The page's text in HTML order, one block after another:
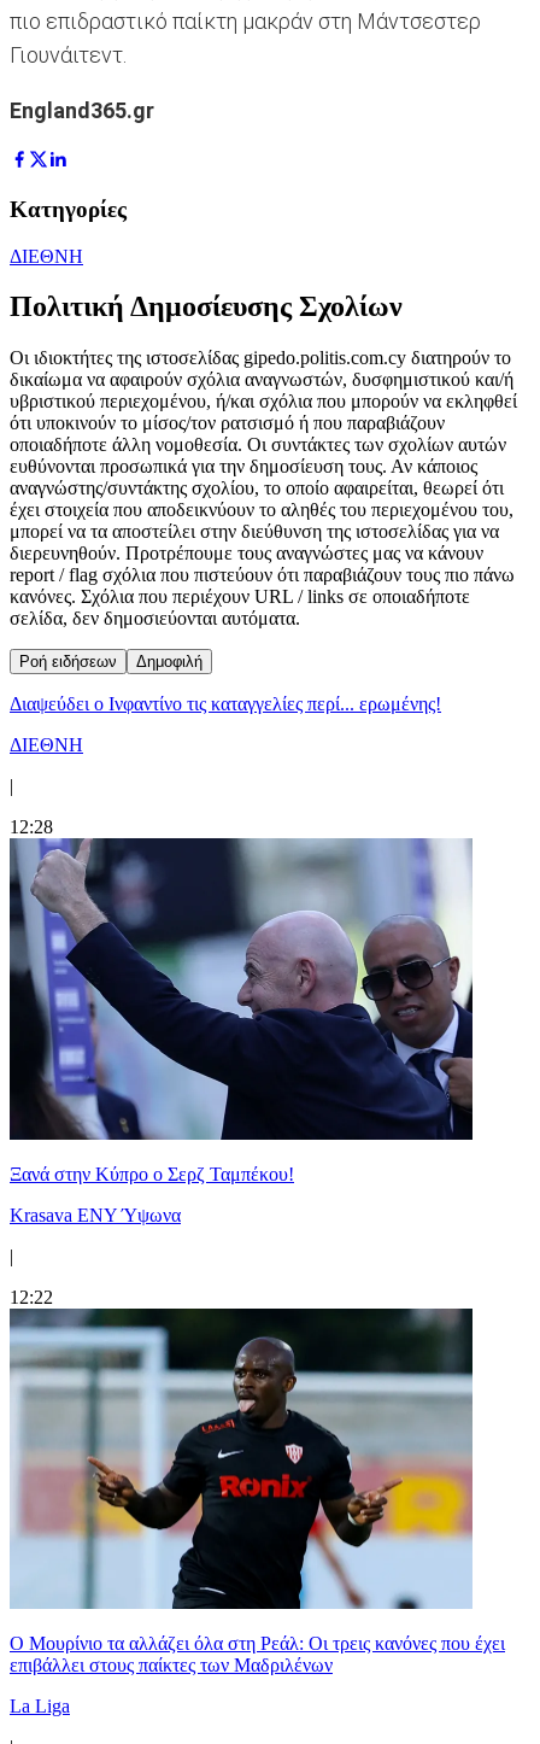
πιο επιδραστικό παίκτη μακράν στη Μάντσεστερ
Γιουνάιτεντ.
England365.gr
Κατηγορίες
ΔΙΕΘΝΗ
Πολιτική Δημοσίευσης Σχολίων
Οι ιδιοκτήτες της ιστοσελίδας gipedo.politis.com.cy διατηρούν το
δικαίωμα να αφαιρούν σχόλια αναγνωστών, δυσφημιστικού και/ή
υβριστικού περιεχομένου, ή/και σχόλια που μπορούν να εκληφθεί
ότι υποκινούν το μίσος/τον ρατσισμό ή που παραβιάζουν
οποιαδήποτε άλλη νομοθεσία. Οι συντάκτες των σχολίων αυτών
ευθύνονται προσωπικά για την δημοσίευση τους. Αν κάποιος
αναγνώστης/συντάκτης σχολίου, το οποίο αφαιρείται, θεωρεί ότι
έχει στοιχεία που αποδεικνύουν το αληθές του περιεχομένου του,
μπορεί να τα αποστείλει στην διεύθυνση της ιστοσελίδας για να
διερευνηθούν. Προτρέπουμε τους αναγνώστες μας να κάνουν
report / flag σχόλια που πιστεύουν ότι παραβιάζουν τους πιο πάνω
κανόνες. Σχόλια που περιέχουν URL / links σε οποιαδήποτε
σελίδα, δεν δημοσιεύονται αυτόματα.
Ροή ειδήσεων Δημοφιλή
Διαψεύδει ο Ινφαντίνο τις καταγγελίες περί... ερωμένης!
ΔΙΕΘΝΗ
|
12:28
Ξανά στην Κύπρο ο Σερζ Ταμπέκου!
Krasava ENY Ύψωνα
|
12:22
Ο Μουρίνιο τα αλλάζει όλα στη Ρεάλ: Οι τρεις κανόνες που έχει
επιβάλλει στους παίκτες των Μαδριλένων
La Liga